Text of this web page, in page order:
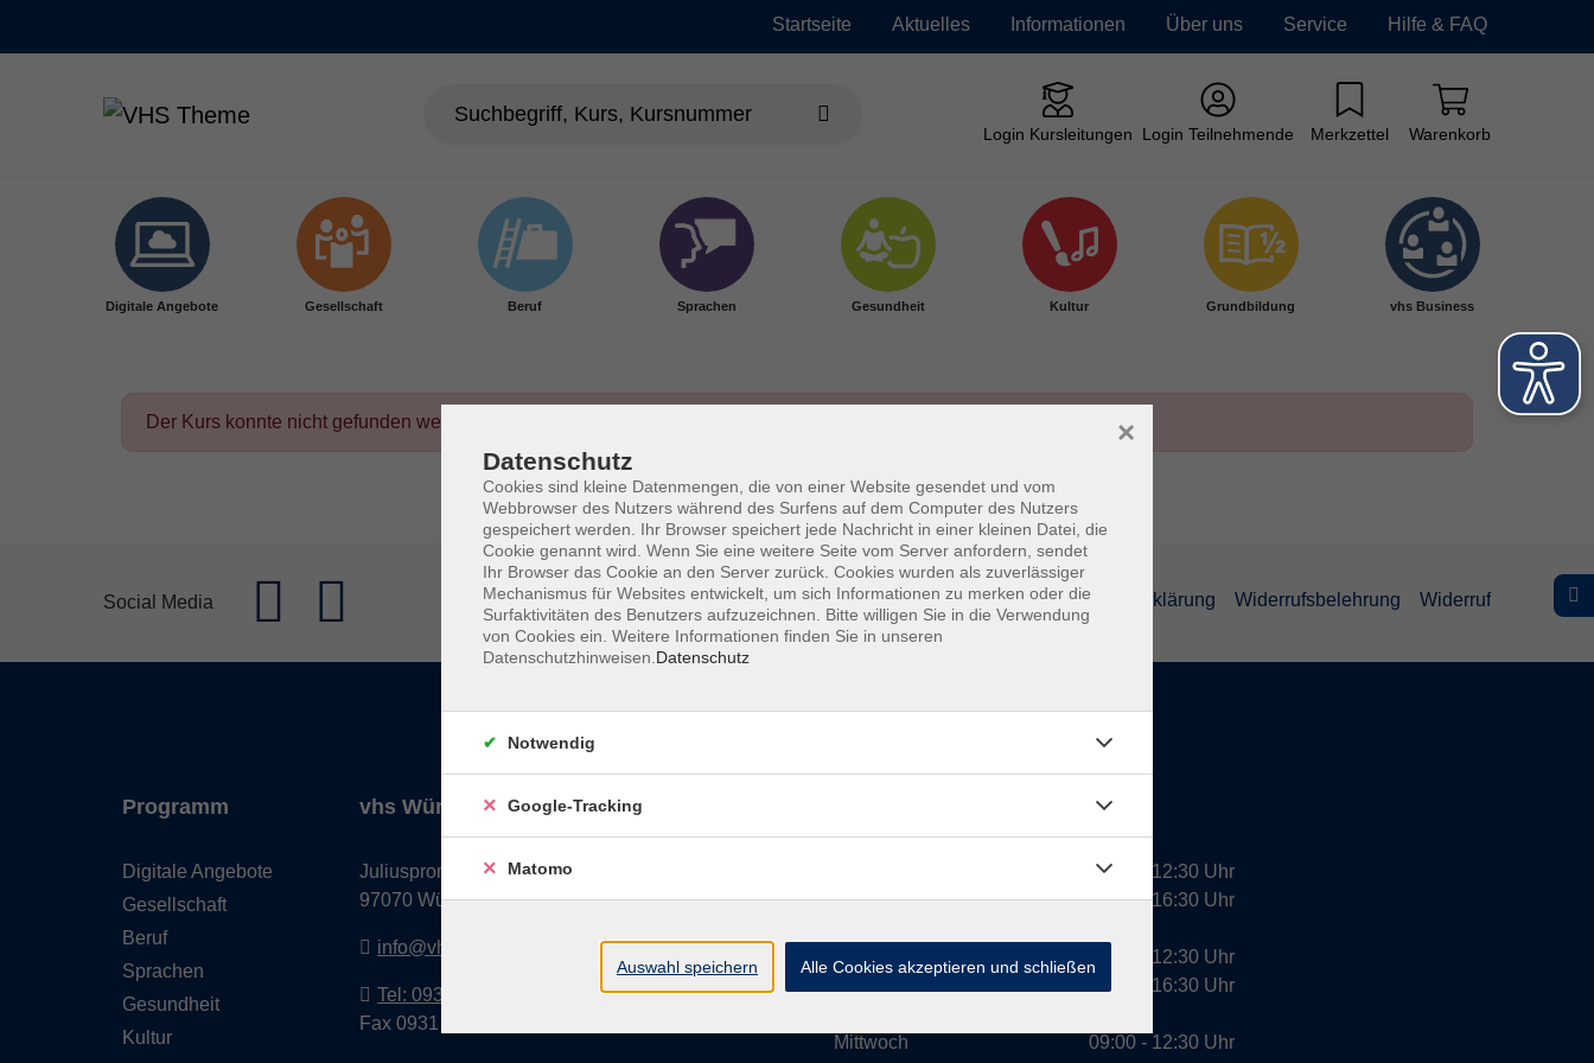
Startseite Aktuelles Informationen Über uns Service Hilfe & FAQ
Login Kursleitungen Login Teilnehmende Merkzettel Warenkorb
Digitale Angebote Gesellschaft Beruf Sprachen Gesundheit Kultur Grundbildung vhs Business
Der Kurs konnte nicht gefunden werden.
Social Media Impressum AGBs Datenschutzerklärung Barrierefreiheitserklärung Widerrufsbelehrung Widerruf
Programm
Digitale Angebote
Gesellschaft
Beruf
Sprachen
Gesundheit
Kultur
vhs Würzburg & Umgebung e. V.
Juliuspromenade 68
97070 Würzburg
info@vhs-wuerzburg.de
Tel: 0931 35593 0
Fax 0931 35593-20
Dienstag
Mittwoch
09:00 - 12:30 Uhr
13:00 - 16:30 Uhr
10:00 - 12:30 Uhr
13:00 - 16:30 Uhr
09:00 - 12:30 Uhr
Datenschutz
Cookies sind kleine Datenmengen, die von einer Website gesendet und vom
Webbrowser des Nutzers während des Surfens auf dem Computer des Nutzers
gespeichert werden. Ihr Browser speichert jede Nachricht in einer kleinen Datei, die
Cookie genannt wird. Wenn Sie eine weitere Seite vom Server anfordern, sendet
Ihr Browser das Cookie an den Server zurück. Cookies wurden als zuverlässiger
Mechanismus für Websites entwickelt, um sich Informationen zu merken oder die
Surfaktivitäten des Benutzers aufzuzeichnen. Bitte willigen Sie in die Verwendung
von Cookies ein. Weitere Informationen finden Sie in unseren
Datenschutzhinweisen. Datenschutz
×
Notwendig
Google-Tracking
Matomo
Auswahl speichern Alle Cookies akzeptieren und schließen